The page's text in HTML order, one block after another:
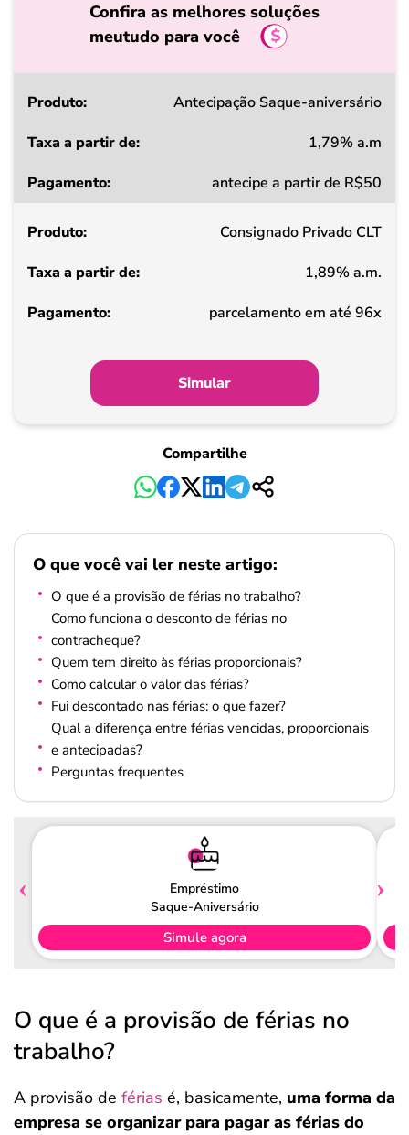
Confira as melhores soluções
meutudo para você
Produto
a
de
Pagamento
Antecipação Saque-aniversário
1,79% a.m
antecipe a partir de R$50
Consignado Privado CLT
1,89% a.m.
parcelamento em até 96x
Simular
Compartilhe
O que você vai ler neste artigo:
O que é a provisão de férias no trabalho?
Como funciona o desconto de férias no
contracheque?
Quem tem direito às férias proporcionais?
Como calcular o valor das férias?
Fui descontado nas férias: o que fazer?
Qual a diferença entre férias vencidas, proporcionais
e antecipadas?
Perguntas frequentes
Empréstimo
Saque-Aniversário
Simule agora
O que é a provisão de férias no
trabalho?
A provisão de férias é, basicamente, uma forma da
empresa se organizar para pagar as férias do